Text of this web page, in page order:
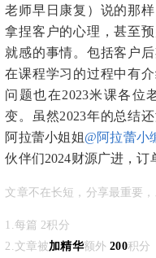
老师早日康复）说的那
拿捏客户的心理，甚至
就感的事情。包括客户
在课程学习的过程中有
问题也在2023米课各位
变。
虽然2023年的总结
阿拉蕾小姐姐@阿拉蕾小
伙伴们2024财源广进，订
文章不在长短，分享最重要，
1.每篇 2积分
2.文章被加精华额外 200积分